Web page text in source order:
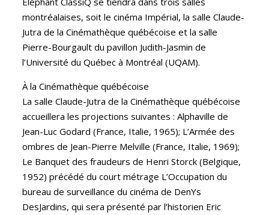
montréalaises, soit le cinéma Impérial, la salle Claude-
Jutra de la Cinémathèque québécoise et la salle
Pierre-Bourgault du pavillon Judith-Jasmin de
l’Université du Québec à Montréal (UQAM).
À la Cinémathèque québécoise
La salle Claude-Jutra de la Cinémathèque québécoise
accueillera les projections suivantes : Alphaville de
Jean-Luc Godard (France, Italie, 1965); L’Armée des
ombres de Jean-Pierre Melville (France, Italie, 1969);
Le Banquet des fraudeurs de Henri Storck (Belgique,
1952) précédé du court métrage L’Occupation du
bureau de surveillance du cinéma de DenYs
DesJardins, qui sera présenté par l’historien Eric